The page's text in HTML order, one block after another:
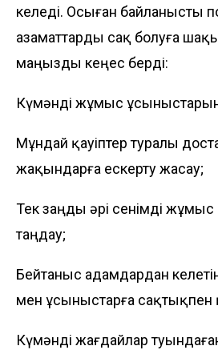
келеді. Осыған байланысты
азаматтарды сақ болуға
маңызды кеңес берді:
Күмәнді жұмыс
Мұндай қауіптер туралы
жақындарға ескерту жасау;
Тек заңды әрі сенімді
таңдау;
Бейтаныс адамдардан
мен ұсыныстарға сақтықпен
Күмәнді жағдайлар